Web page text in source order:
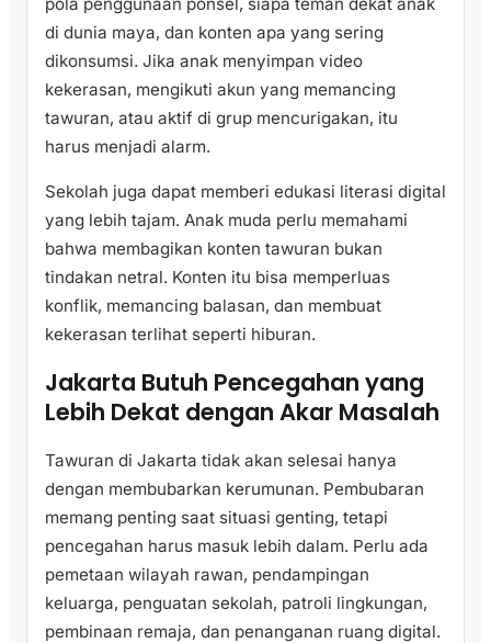
di dunia maya, dan konten apa yang sering
dikonsumsi. Jika anak menyimpan video
kekerasan, mengikuti akun yang memancing
tawuran, atau aktif di grup mencurigakan, itu
harus menjadi alarm.
Sekolah juga dapat memberi edukasi literasi digital
yang lebih tajam. Anak muda perlu memahami
bahwa membagikan konten tawuran bukan
tindakan netral. Konten itu bisa memperluas
konflik, memancing balasan, dan membuat
kekerasan terlihat seperti hiburan.
Jakarta Butuh Pencegahan yang
Lebih Dekat dengan Akar Masalah
Tawuran di Jakarta tidak akan selesai hanya
dengan membubarkan kerumunan. Pembubaran
memang penting saat situasi genting, tetapi
pencegahan harus masuk lebih dalam. Perlu ada
pemetaan wilayah rawan, pendampingan
keluarga, penguatan sekolah, patroli lingkungan,
pembinaan remaja, dan penanganan ruang digital.